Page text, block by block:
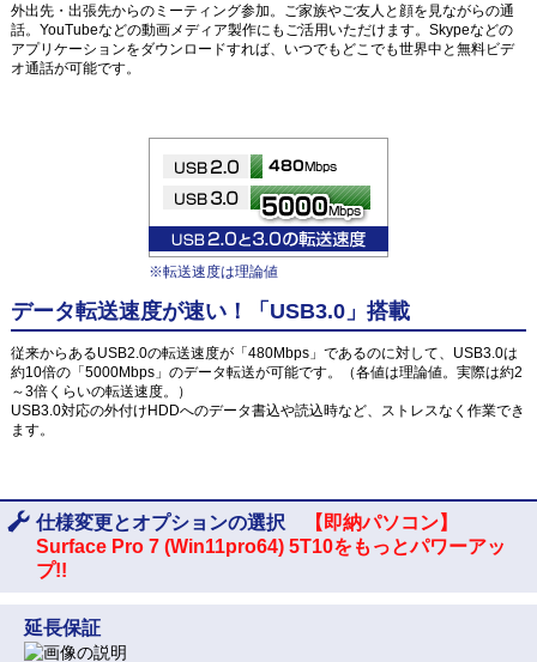
外出先・出張先からのミーティング参加。ご家族やご友人と顔を見ながらの通
話。YouTubeなどの動画メディア製作にもご活用いただけます。Skypeなどの
アプリケーションをダウンロードすれば、いつでもどこでも世界中と無料ビデ
オ通話が可能です。
※転送速度は理論値
データ転送速度が速い！「USB3.0」搭載
従来からあるUSB2.0の転送速度が「480Mbps」であるのに対して、USB3.0は
約10倍の「5000Mbps」のデータ転送が可能です。（各値は理論値。実際は約2
～3倍くらいの転送速度。）
USB3.0対応の外付けHDDへのデータ書込や読込時など、ストレスなく作業でき
ます。
仕様変更とオプションの選択
【即納パソコン】
Surface Pro 7 (Win11pro64) 5T10をもっとパワーアッ
プ!!
延長保証